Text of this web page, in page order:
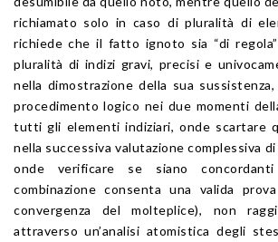
richiamato solo in caso di pluralità di
richiede che il fatto ignoto sia “di
pluralità di indizi gravi, precisi e
nella dimostrazione della sua
procedimento logico nei due momenti
tutti gli elementi indiziari, onde scartare
nella successiva valutazione complessiva
onde verificare se siano
combinazione consenta una valida
convergenza del molteplice), non
attraverso un’analisi atomistica degli